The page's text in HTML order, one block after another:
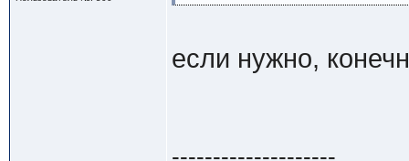
если нужно,